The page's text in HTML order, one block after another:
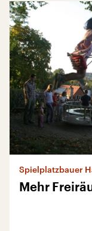
Spielplatzbauer
Mehr